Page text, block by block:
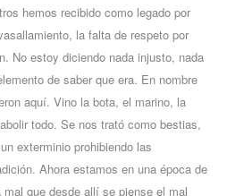
hemos recibido como legado por
la falta de respeto por
No estoy diciendo nada injusto, nada
de saber que era. En nombre
aquí. Vino la bota, el marino, la
todo. Se nos trató como bestias,
exterminio prohibiendo las
Ahora estamos en una época de
que desde allí se piense el mal